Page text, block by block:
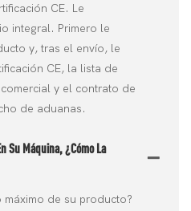
CE. Le
integral. Primero le
y, tras el envío, le
CE, la lista de
y el contrato de
de aduanas.
Su Máquina, ¿cómo La
de su producto?